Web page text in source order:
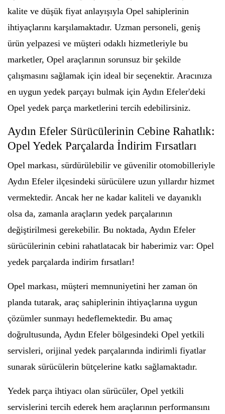
kalite ve düşük fiyat anlayışıyla Opel sahiplerinin
ihtiyaçlarını karşılamaktadır. Uzman personeli, geniş
ürün yelpazesi ve müşteri odaklı hizmetleriyle bu
marketler, Opel araçlarının sorunsuz bir şekilde
çalışmasını sağlamak için ideal bir seçenektir. Aracınıza
en uygun yedek parçayı bulmak için Aydın Efeler'deki
Opel yedek parça marketlerini tercih edebilirsiniz.
Aydın Efeler Sürücülerinin Cebine Rahatlık:
Opel Yedek Parçalarda İndirim Fırsatları
Opel markası, sürdürülebilir ve güvenilir otomobilleriyle
Aydın Efeler ilçesindeki sürücülere uzun yıllardır hizmet
vermektedir. Ancak her ne kadar kaliteli ve dayanıklı
olsa da, zamanla araçların yedek parçalarının
değiştirilmesi gerekebilir. Bu noktada, Aydın Efeler
sürücülerinin cebini rahatlatacak bir haberimiz var: Opel
yedek parçalarda indirim fırsatları!
Opel markası, müşteri memnuniyetini her zaman ön
planda tutarak, araç sahiplerinin ihtiyaçlarına uygun
çözümler sunmayı hedeflemektedir. Bu amaç
doğrultusunda, Aydın Efeler bölgesindeki Opel yetkili
servisleri, orijinal yedek parçalarında indirimli fiyatlar
sunarak sürücülerin bütçelerine katkı sağlamaktadır.
Yedek parça ihtiyacı olan sürücüler, Opel yetkili
servislerini tercih ederek hem araçlarının performansını